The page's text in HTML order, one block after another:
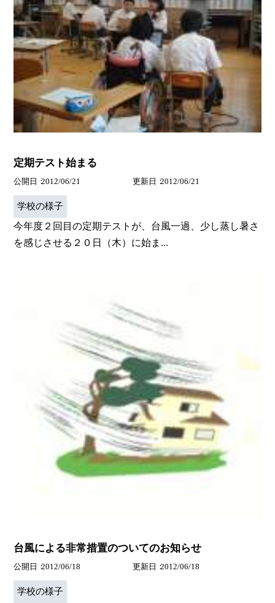
定期テスト始まる
公開日 2012/06/21 更新日 2012/06/21
学校の様子
今年度２回目の定期テストが、台風一過、少し蒸し暑さ
を感じさせる２０日（木）に始ま...
台風による非常措置のついてのお知らせ
公開日 2012/06/18 更新日 2012/06/18
学校の様子